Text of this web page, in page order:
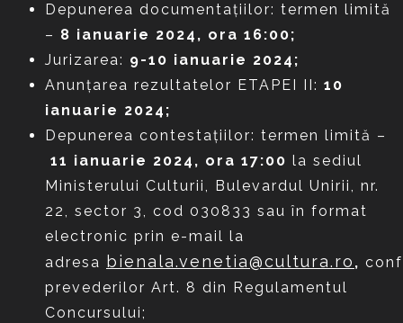
Depunerea documentaţiilor: termen limită
– 8 ianuarie 2024, ora 16:00;
Jurizarea: 9-10 ianuarie 2024;
Anunțarea rezultatelor ETAPEI II: 10
ianuarie 2024;
Depunerea contestaţiilor: termen limită –
11 ianuarie 2024, ora 17:00 la sediul
Ministerului Culturii, Bulevardul Unirii, nr.
22, sector 3, cod 030833 sau în format
electronic prin e-mail la
adresa bienala.venetia@cultura.ro ,
prevederilor Art. 8 din Regulamentul
Concursului;